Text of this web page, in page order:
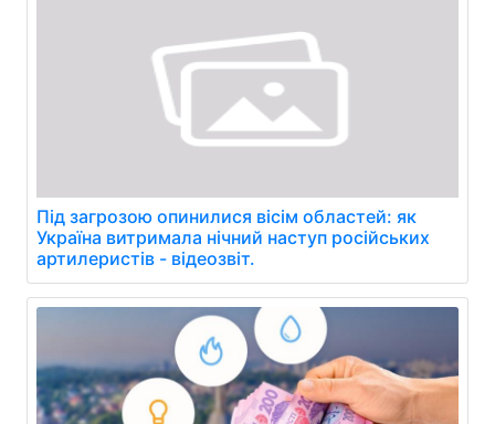
Під загрозою опинилися вісім областей: як
Україна витримала нічний наступ російських
артилеристів - відеозвіт.